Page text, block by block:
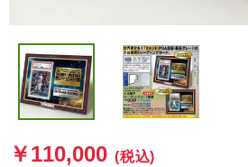
￥110,000 (税込)